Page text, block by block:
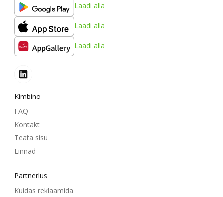
Laadi alla
Laadi alla
Laadi alla
Kimbino
FAQ
Kontakt
Teata sisu
Linnad
Partnerlus
Kuidas reklaamida